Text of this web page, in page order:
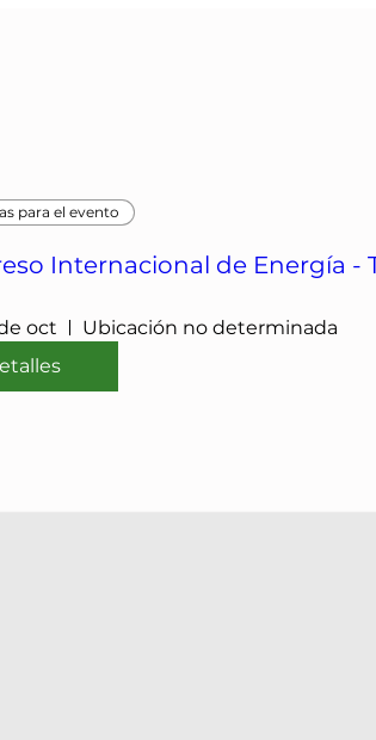
para el evento
Internacional de Energía -
oct
Ubicación no determinada